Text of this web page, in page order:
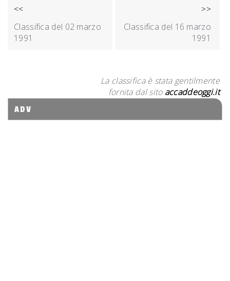
NAVIGAZIONE
ARTICOLI
<<
Classifica del 02 marzo
1991
>>
Classifica del 16 marzo
1991
La classifica è stata gentilmente
fornita dal sito accaddeoggi.it
ADV